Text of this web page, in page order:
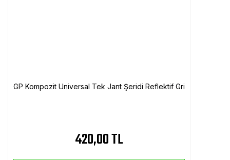
GP Kompozit Universal Tek Jant Şeridi Reflektif Gri
420,00 TL